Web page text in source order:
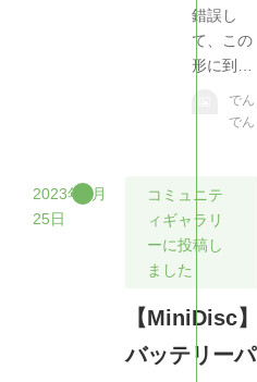
錯誤し
て、この
形に到…
でん
でん
2023年1月
25日
コミュニテ
ィギャラリ
ーに投稿し
ました
【MiniDisc】
バッテリーパ